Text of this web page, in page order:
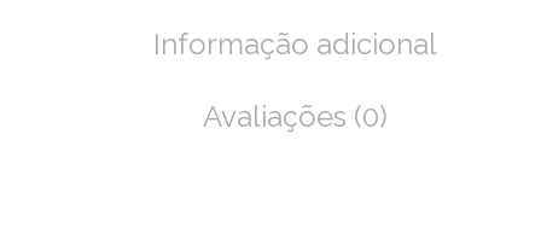
Informação adicional
Avaliações (0)